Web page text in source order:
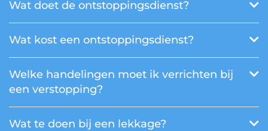
Wat doet de ontstoppingsdienst?
Wat kost een ontstoppingsdienst?
Welke handelingen moet ik verrichten bij
een verstopping?
Wat te doen bij een lekkage?